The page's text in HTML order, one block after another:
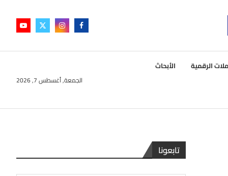
الرقمية الأبحاث
الجمعة, أغسطس 7, 2026
تابعونا